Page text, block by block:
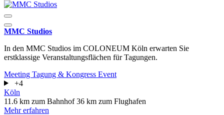
MMC Studios
In den MMC Studios im COLONEUM Köln erwarten Sie
erstklassige Veranstaltungsflächen für Tagungen.
Meeting Tagung & Kongress Event
+4
Köln
11.6 km zum Bahnhof36 km zum Flughafen
Mehr erfahren